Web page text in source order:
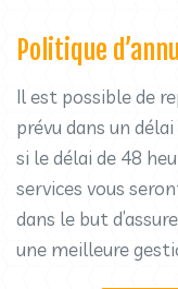
Politique
Il est possible de
prévu dans un
si le délai de 48
services vous
dans le but
une meilleure